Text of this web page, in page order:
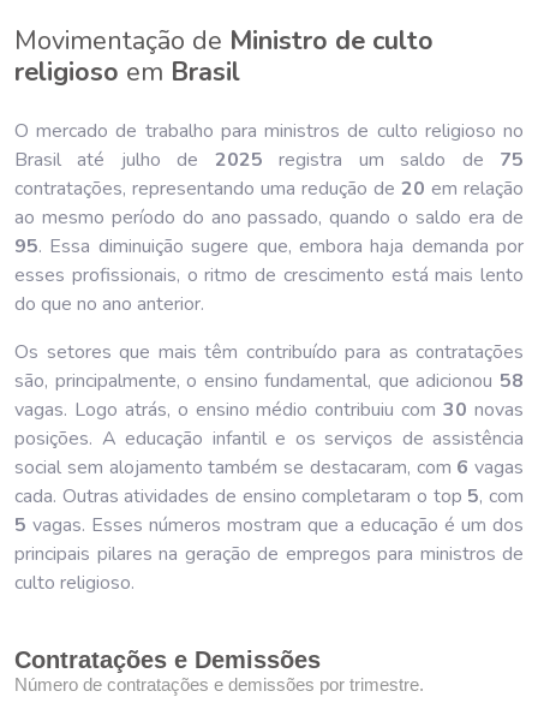
Movimentação de Ministro de culto
religioso em Brasil
O mercado de trabalho para ministros de culto religioso no
Brasil até julho de 2025 registra um saldo de 75
contratações, representando uma redução de 20 em relação
ao mesmo período do ano passado, quando o saldo era de
95. Essa diminuição sugere que, embora haja demanda por
esses profissionais, o ritmo de crescimento está mais lento
do que no ano anterior.
Os setores que mais têm contribuído para as contratações
são, principalmente, o ensino fundamental, que adicionou 58
vagas. Logo atrás, o ensino médio contribuiu com30 novas
posições. A educação infantil e os serviços de assistência
social sem alojamento também se destacaram, com 6 vagas
cada. Outras atividades de ensino completaram o top 5, com
5 vagas. Esses números mostram que a educação é um dos
principais pilares na geração de empregos para ministros de
culto religioso.
Contratações e Demissões
Número de contratações e demissões por trimestre.